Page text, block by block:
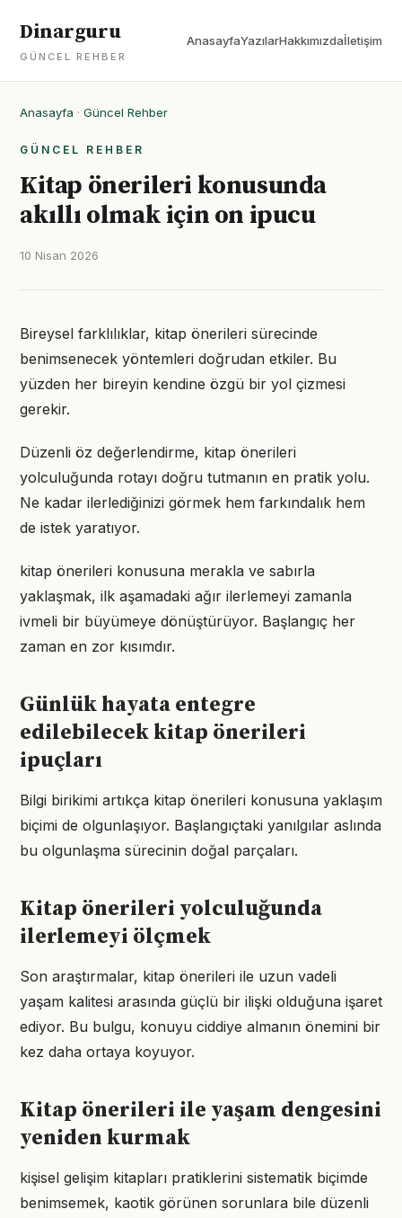
Dinarguru
GÜNCEL REHBER
AnasayfaYazılarHakkımızdaİletişim
Anasayfa · Güncel Rehber
GÜNCEL REHBER
Kitap önerileri konusunda
akıllı olmak için on ipucu
10 Nisan 2026
Bireysel farklılıklar, kitap önerileri sürecinde
benimsenecek yöntemleri doğrudan etkiler. Bu
yüzden her bireyin kendine özgü bir yol çizmesi
gerekir.
Düzenli öz değerlendirme, kitap önerileri
yolculuğunda rotayı doğru tutmanın en pratik yolu.
Ne kadar ilerlediğinizi görmek hem farkındalık hem
de istek yaratıyor.
kitap önerileri konusuna merakla ve sabırla
yaklaşmak, ilk aşamadaki ağır ilerlemeyi zamanla
ivmeli bir büyümeye dönüştürüyor. Başlangıç her
zaman en zor kısımdır.
Günlük hayata entegre
edilebilecek kitap önerileri
ipuçları
Bilgi birikimi artıkça kitap önerileri konusuna yaklaşım
biçimi de olgunlaşıyor. Başlangıçtaki yanılgılar aslında
bu olgunlaşma sürecinin doğal parçaları.
Kitap önerileri yolculuğunda
ilerlemeyi ölçmek
Son araştırmalar, kitap önerileri ile uzun vadeli
yaşam kalitesi arasında güçlü bir ilişki olduğuna işaret
ediyor. Bu bulgu, konuyu ciddiye almanın önemini bir
kez daha ortaya koyuyor.
Kitap önerileri ile yaşam dengesini
yeniden kurmak
kişisel gelişim kitapları pratiklerini sistematik biçimde
benimsemek, kaotik görünen sorunlara bile düzenli